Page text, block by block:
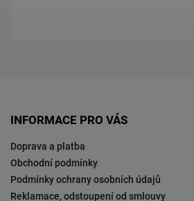
INFORMACE PRO VÁS
Doprava a platba
Obchodní podmínky
Podmínky ochrany osobních údajů
Reklamace, odstoupení od smlouvy